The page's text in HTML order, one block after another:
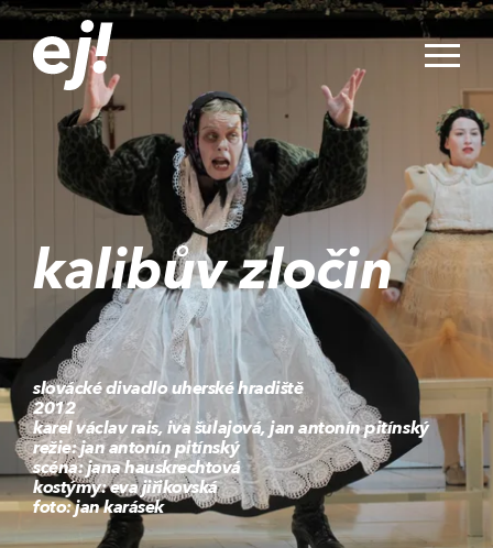
kalibův zločin
slovácké divadlo uherské hradiště
2012
karel václav rais, iva šulajová, jan antonín pitínský
režie: jan antonín pitínský
scéna: jana hauskrechtová
kostýmy: eva jiřikovská
foto: jan karásek